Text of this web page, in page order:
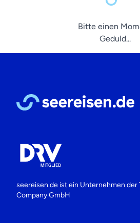
Bitte einen
Geduld...
seereisen.de ist ein Unternehmen der
Company GmbH